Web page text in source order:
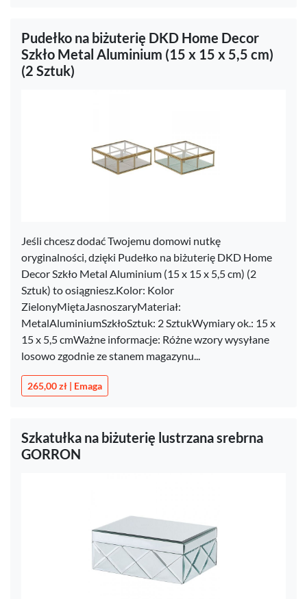
Pudełko na biżuterię DKD Home Decor
Szkło Metal Aluminium (15 x 15 x 5,5 cm)
(2 Sztuk)
Jeśli chcesz dodać Twojemu domowi nutkę
oryginalności, dzięki Pudełko na biżuterię DKD Home
Decor Szkło Metal Aluminium (15 x 15 x 5,5 cm) (2
Sztuk) to osiągniesz.Kolor: Kolor
ZielonyMiętaJasnoszaryMateriał:
MetalAluminiumSzkłoSztuk: 2 SztukWymiary ok.: 15 x
15 x 5,5 cmWażne informacje: Różne wzory wysyłane
losowo zgodnie ze stanem magazynu...
265,00 zł | Emaga
Szkatułka na biżuterię lustrzana srebrna
GORRON